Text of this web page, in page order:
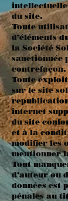
intellectuelle
du site.
Toute
d’éléments
la Société
sanctionnée
contrefaçon.
Toute
sur le site
internet
du site
et à la
modifier les
mentionner
Tout
d’auteur ou
données est
pénales au